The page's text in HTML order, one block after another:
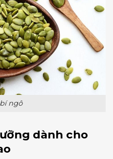
ngô
dành cho